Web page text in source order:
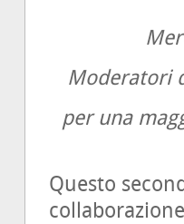
Moderatori
per una
Questo